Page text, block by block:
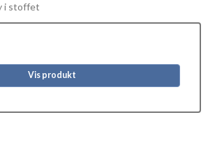
i stoffet
Vis produkt